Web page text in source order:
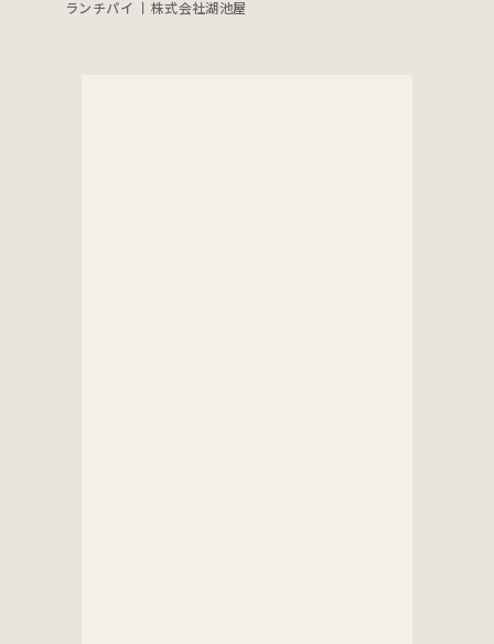
ランチパイ 丨株式会社湖池屋